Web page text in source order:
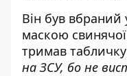
Він був вбраний
маскою
тримав
на ЗСУ, бо не